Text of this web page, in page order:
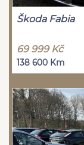
Škoda Fabia
69 999 Kč
138 600 Km